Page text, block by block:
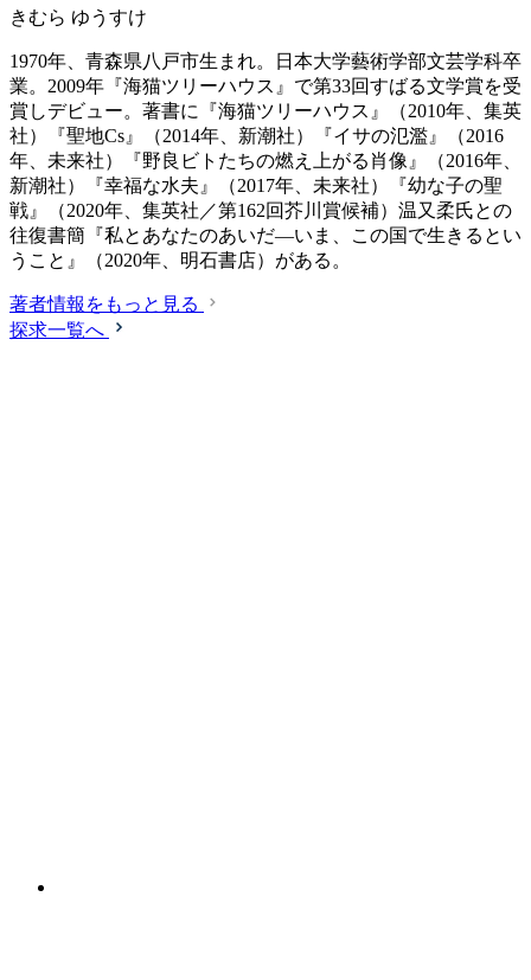
きむら ゆうすけ
1970年、青森県八戸市生まれ。日本大学藝術学部文芸学科卒
業。2009年『海猫ツリーハウス』で第33回すばる文学賞を受
賞しデビュー。著書に『海猫ツリーハウス』（2010年、集英
社）『聖地Cs』（2014年、新潮社）『イサの氾濫』（2016
年、未来社）『野良ビトたちの燃え上がる肖像』（2016年、
新潮社）『幸福な水夫』（2017年、未来社）『幼な子の聖
戦』（2020年、集英社／第162回芥川賞候補）温又柔氏との
往復書簡『私とあなたのあいだ―いま、この国で生きるとい
うこと』（2020年、明石書店）がある。
著者情報をもっと見る
探求一覧へ